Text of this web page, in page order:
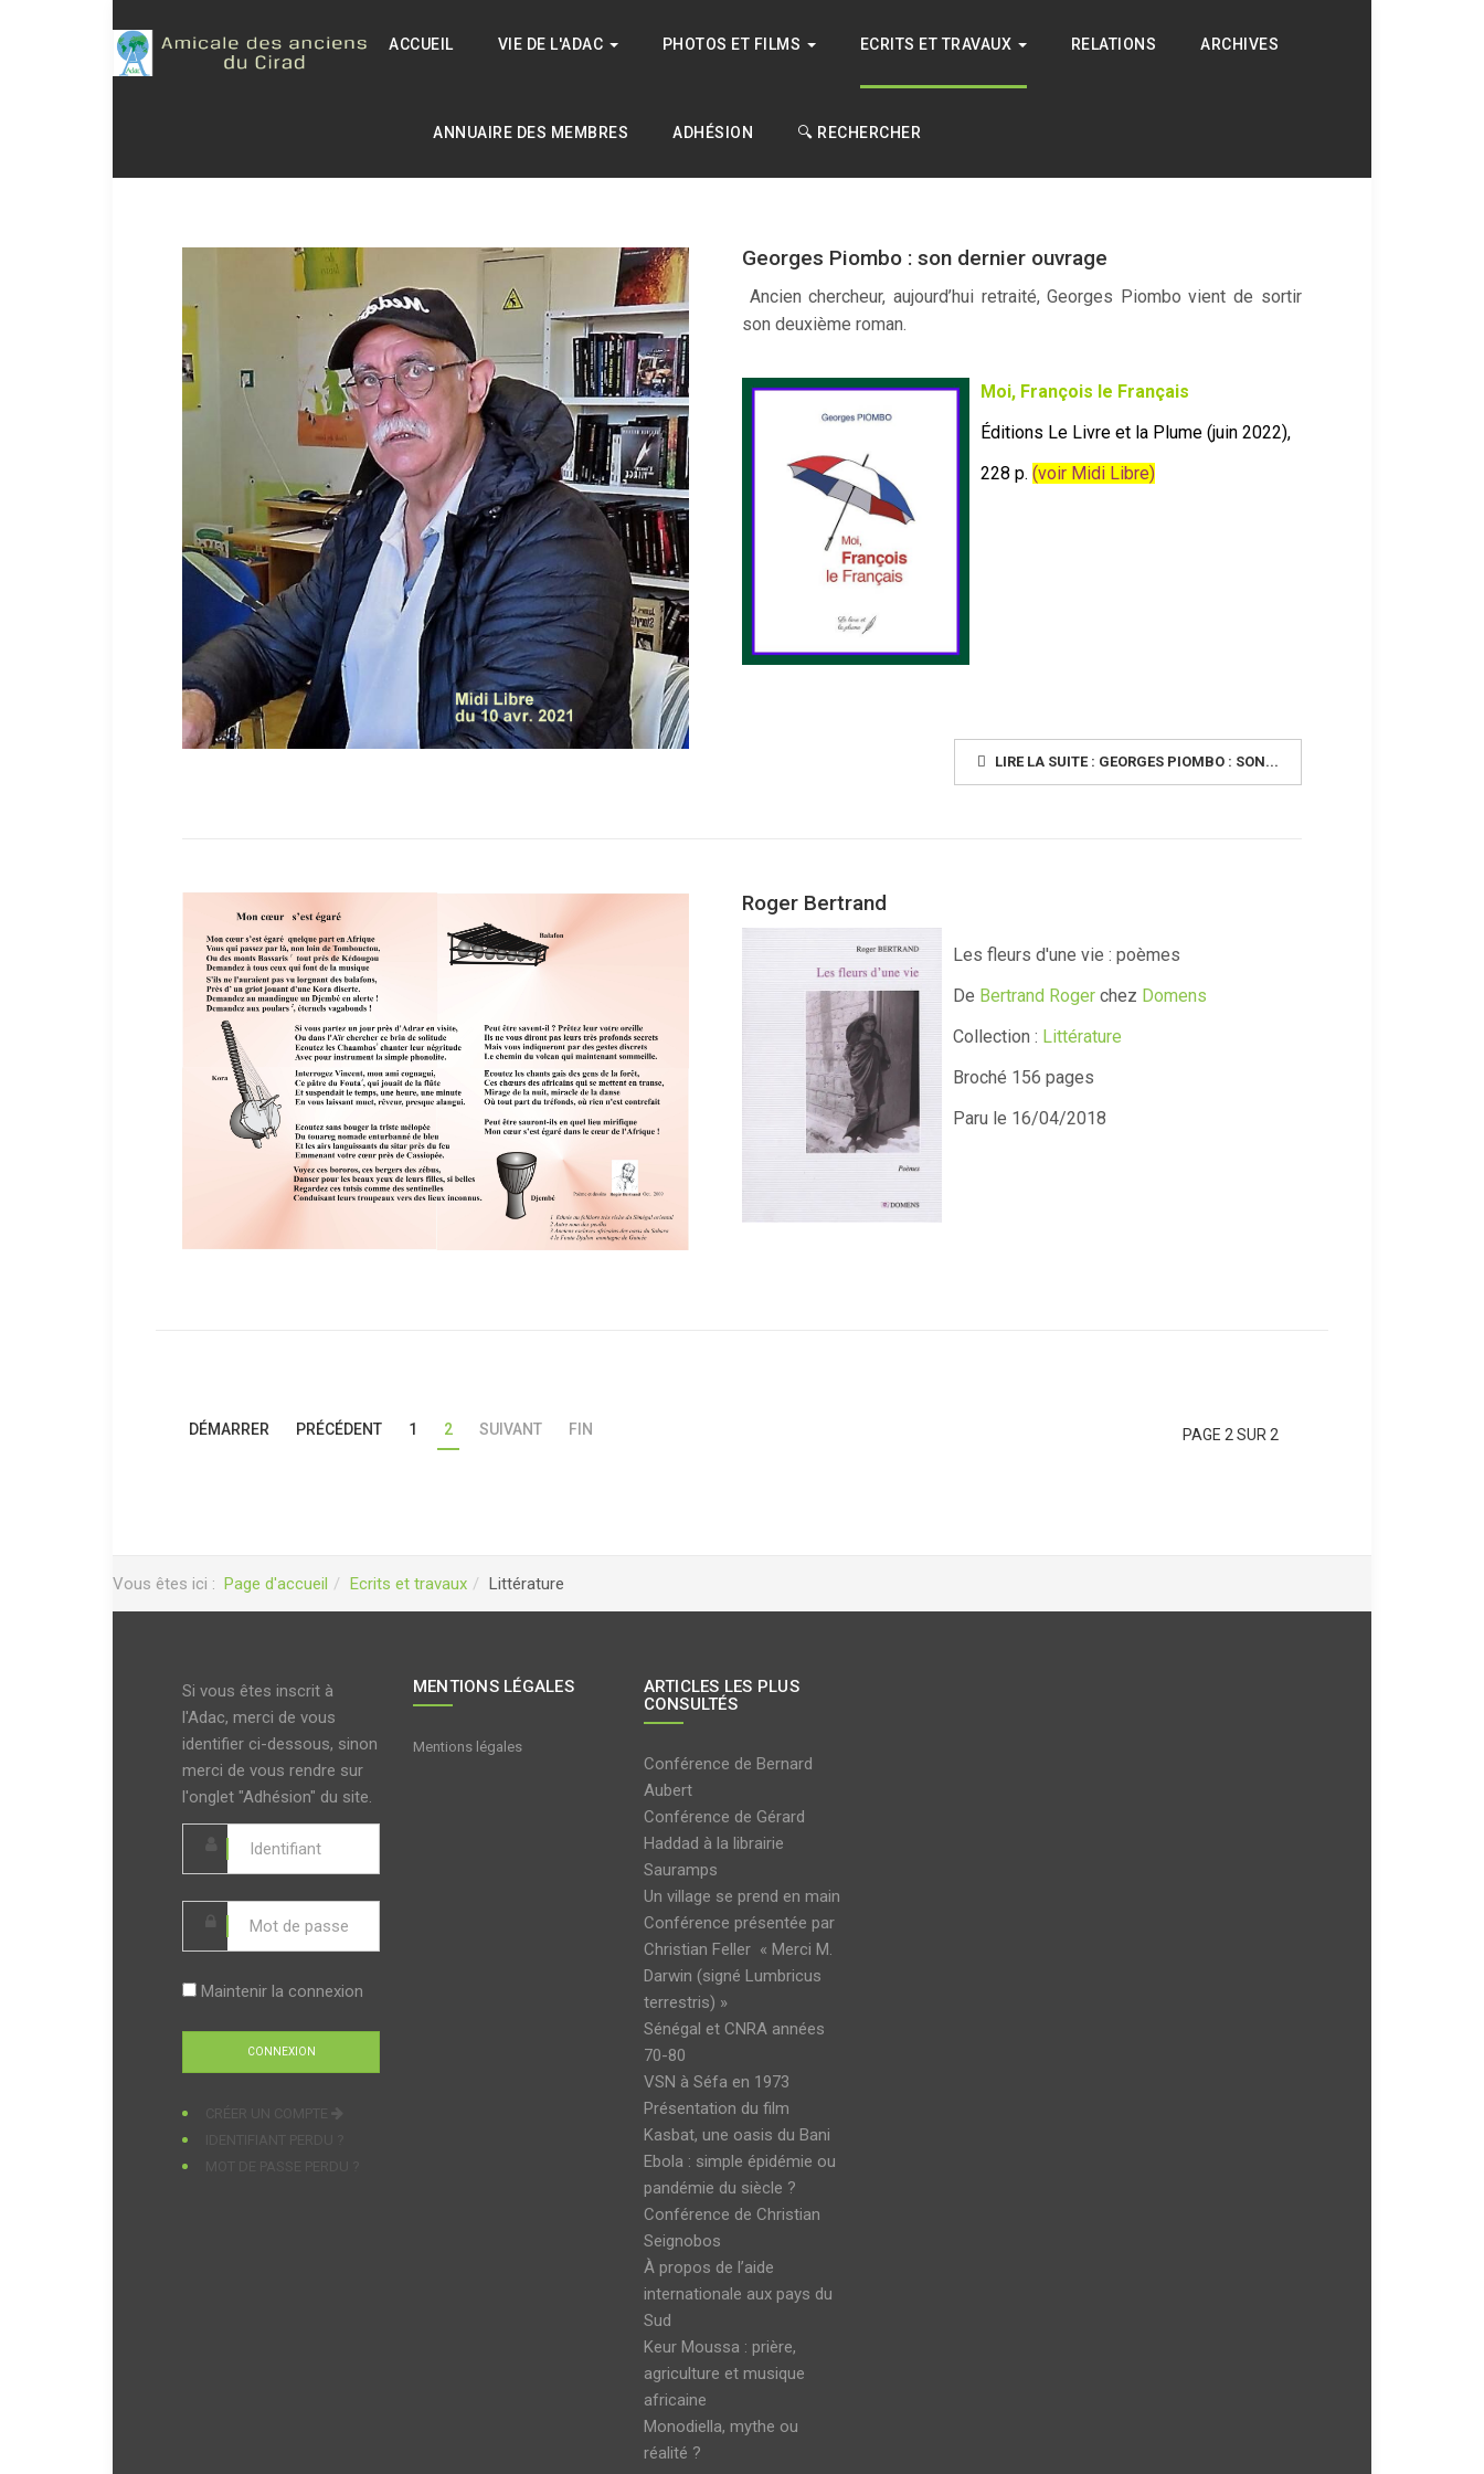
ACCUEIL VIE DE L'ADAC PHOTOS ET FILMS ECRITS ET TRAVAUX RELATIONS ARCHIVES
ANNUAIRE DES MEMBRES ADHÉSION 🔍 RECHERCHER
Georges Piombo : son dernier ouvrage
Ancien chercheur, aujourd’hui retraité, Georges Piombo vient de sortir
son deuxième roman.
Moi, François le Français
Éditions Le Livre et la Plume (juin 2022),
228 p. (voir Midi Libre)
LIRE LA SUITE : GEORGES PIOMBO : SON...
Roger Bertrand
Les fleurs d'une vie : poèmes
De Bertrand Roger chez Domens
Collection : Littérature
Broché 156 pages
Paru le 16/04/2018
PAGE 2 SUR 2
DÉMARRER PRÉCÉDENT 1 2 SUIVANT FIN
Vous êtes ici : Page d'accueil Ecrits et travaux Littérature
Si vous êtes inscrit à
l'Adac, merci de vous
identifier ci-dessous, sinon
merci de vous rendre sur
l'onglet "Adhésion" du site.
Maintenir la connexion
MENTIONS LÉGALES
Mentions légales
ARTICLES LES PLUS
CONSULTÉS
Conférence de Bernard
Aubert
Conférence de Gérard
Haddad à la librairie
Sauramps
Un village se prend en main
Conférence présentée par
Christian Feller « Merci M.
Darwin (signé Lumbricus
terrestris) »
Sénégal et CNRA années
70-80
VSN à Séfa en 1973
Présentation du film
Kasbat, une oasis du Bani
Ebola : simple épidémie ou
pandémie du siècle ?
Conférence de Christian
Seignobos
À propos de l’aide
internationale aux pays du
Sud
Keur Moussa : prière,
agriculture et musique
africaine
Monodiella, mythe ou
réalité ?